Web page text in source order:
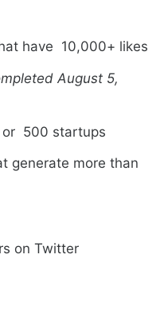
have 10,000+ likes
August 5,
or 500 startups
generate more than
on Twitter